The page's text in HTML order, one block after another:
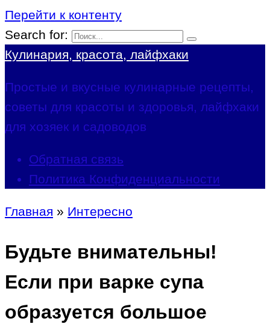
Перейти к контенту
Search for:
Кулинария, красота, лайфхаки
Простые и вкусные кулинарные рецепты,
советы для красоты и здоровья, лайфхаки
для хозяек и садоводов
Обратная связь
Политика Конфиденциальности
Главная » Интересно
Будьте внимательны!
Если при варке супа
образуется большое